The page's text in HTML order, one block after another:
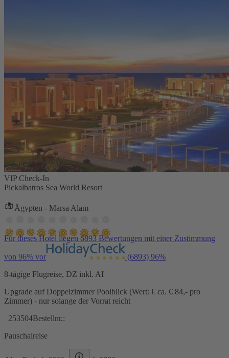
VIP Check-In
Pickalbatros Sea World Resort
Ägypten - Marsa Alam
Für dieses Hotel liegen 6893 Bewertungen mit einer Zustimmung
von 96% vor (6893) 96%
8-tägige Flugreise, DZ inkl. AI
Upgrade auf Doppelzimmer Poolblick (Wert: € ca. € 84,- pro
Zimmer) - nur solange der Vorrat reicht
253504Bestellnr.:
Pauschalreise